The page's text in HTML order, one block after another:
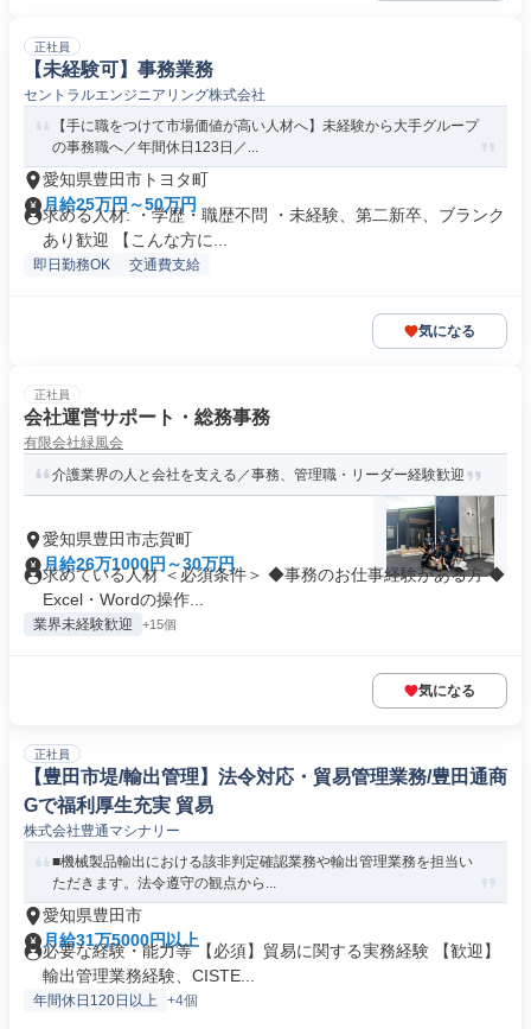
正社員
【未経験可】事務業務
セントラルエンジニアリング株式会社
【手に職をつけて市場価値が高い人材へ】未経験から大手グループ
の事務職へ／年間休日123日／...
愛知県豊田市トヨタ町
月給25万円～50万円
求める人材: ・学歴・職歴不問 ・未経験、第二新卒、ブランク
あり歓迎 【こんな方に...
即日勤務OK 交通費支給
気になる
正社員
会社運営サポート・総務事務
有限会社緑風会
介護業界の人と会社を支える／事務、管理職・リーダー経験歓迎
愛知県豊田市志賀町
月給26万1000円～30万円
求めている人材 ＜必須条件＞ ◆事務のお仕事経験がある方 ◆
Excel・Wordの操作...
業界未経験歓迎 +15個
気になる
正社員
【豊田市堤/輸出管理】法令対応・貿易管理業務/豊田通商
Gで福利厚生充実 貿易
株式会社豊通マシナリー
■機械製品輸出における該非判定確認業務や輸出管理業務を担当い
ただきます。法令遵守の観点から...
愛知県豊田市
月給31万5000円以上
必要な経験・能力等 【必須】貿易に関する実務経験 【歓迎】
輸出管理業務経験、CISTE...
年間休日120日以上 +4個